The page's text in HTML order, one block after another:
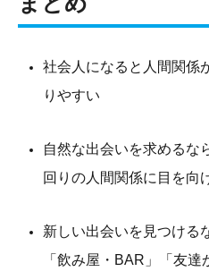
社会人になると人間関係
りやすい
自然な出会いを求めるな
回りの人間関係に目を向
新しい出会いを見つける
「飲み屋・BAR」「友